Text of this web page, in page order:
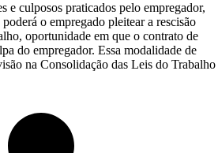
e culposos praticados pelo empregador,
o empregado pleitear a rescisão
oportunidade em que o contrato de
do empregador. Essa modalidade de
na Consolidação das Leis do Trabalho